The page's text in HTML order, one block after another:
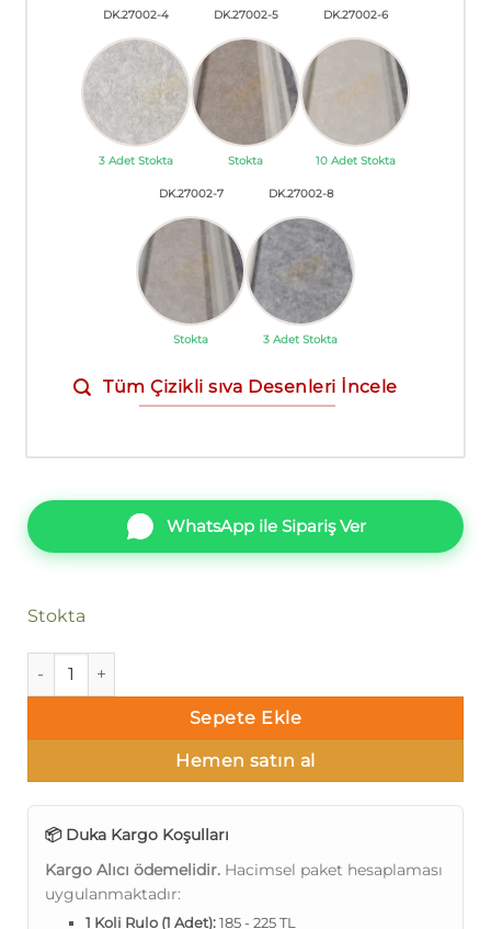
DK.27002-4
3 Adet Stokta
DK.27002-5
Stokta
DK.27002-6
10 Adet Stokta
DK.27002-7
Stokta
DK.27002-8
3 Adet Stokta
Tüm Çizikli sıva Desenleri İncele
WhatsApp ile Sipariş Ver
Stokta
Duka Freya dk.27002-1 adet
Sepete Ekle
Hemen satın al
📦 Duka Kargo Koşulları
Kargo Alıcı ödemelidir. Hacimsel paket hesaplaması
uygulanmaktadır:
1 Koli Rulo (1 Adet):185 - 225 TL